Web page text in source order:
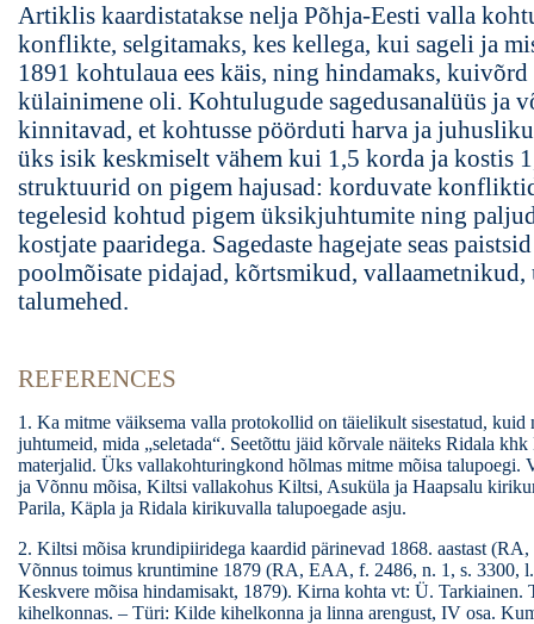
Artiklis kaardistatakse nelja Põhja-Eesti valla
konflikte, selgitamaks, kes kellega, kui sageli ja
1891 kohtulaua ees käis, ning hindamaks,
külainimene oli. Kohtulugude sagedusanalüüs ja
kinnitavad, et kohtusse pöörduti harva ja
üks isik keskmiselt vähem kui 1,5 korda ja kostis
struktuurid on pigem hajusad: korduvate
tegelesid kohtud pigem üksikjuhtumite ning
kostjate paaridega. Sagedaste hagejate seas
poolmõisate pidajad, kõrtsmikud,
talumehed.
REFERENCES
1. Ka mitme väiksema valla protokollid on täielikult sisestatud,
juhtumeid, mida „seletada“. Seetõttu jäid kõrvale näiteks Ridala
materjalid. Üks vallakohturingkond hõlmas mitme mõisa talupoegi.
ja Võnnu mõisa, Kiltsi vallakohus Kiltsi, Asuküla ja Haapsalu
Parila, Käpla ja Ridala kirikuvalla talupoegade asju.
2. Kiltsi mõisa krundipiiridega kaardid pärinevad 1868. aastast
Võnnus toimus kruntimine 1879 (RA, EAA, f. 2486, n. 1, s. 3300,
Keskvere mõisa hindamisakt, 1879). Kirna kohta vt: Ü. Tarkiainen.
kihelkonnas. – Türi: Kilde kihelkonna ja linna arengust, IV osa.